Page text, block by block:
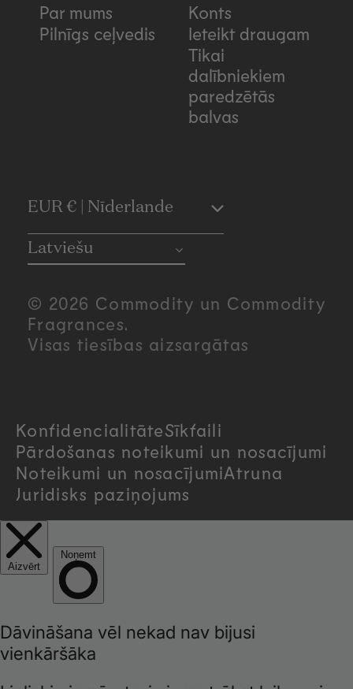
Par mums
Pilnīgs ceļvedis
Konts
Ieteikt draugam
Tikai
dalībniekiem
paredzētās
balvas
C
o
u
n
y
/
r
e
g
i
o
EUR € | Nīderlande
Latviešu
© 2026 Commodity un Commodity
Fragrances.
Visas tiesības aizsargātas
KonfidencialitāteSīkfaili
Pārdošanas noteikumi un nosacījumi
Noteikumi un nosacījumiAtruna
Juridisks paziņojums